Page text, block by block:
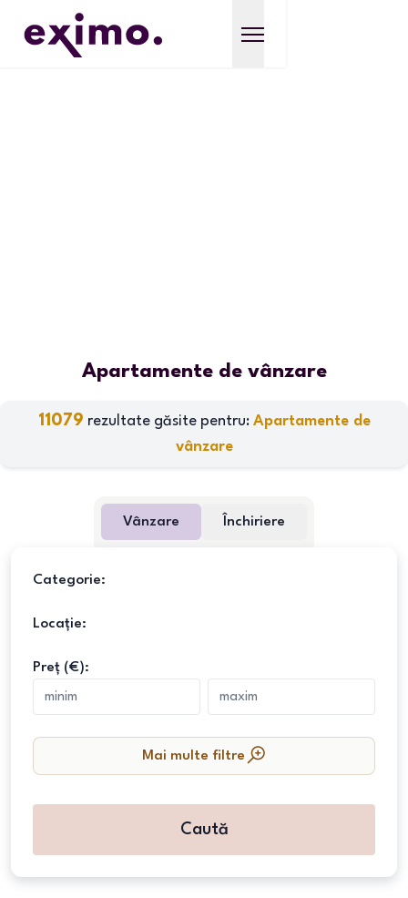
Apartamente de vânzare
11079 rezultate găsite pentru: Apartamente de
vânzare
Vânzare Închiriere
Categorie:
Locație:
Preț (€):
Mai multe filtre
Caută